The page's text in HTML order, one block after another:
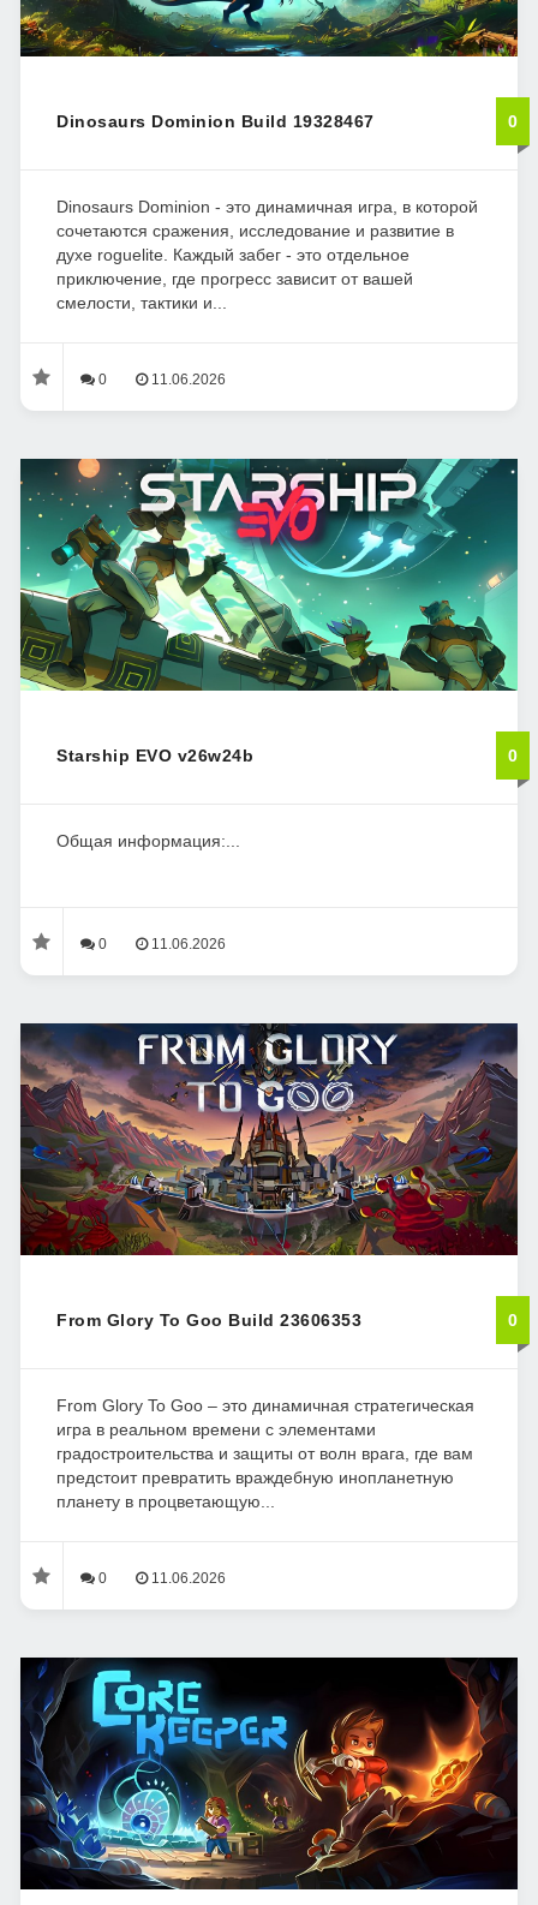
Dinosaurs Dominion Build 19328467 0
Dinosaurs Dominion - это динамичная игра, в которой
сочетаются сражения, исследование и развитие в
духе roguelite. Каждый забег - это отдельное
приключение, где прогресс зависит от вашей
смелости, тактики и...
0 11.06.2026
Starship EVO v26w24b 0
Общая информация:...
0 11.06.2026
From Glory To Goo Build 23606353 0
From Glory To Goo – это динамичная стратегическая
игра в реальном времени с элементами
градостроительства и защиты от волн врага, где вам
предстоит превратить враждебную инопланетную
планету в процветающую...
0 11.06.2026